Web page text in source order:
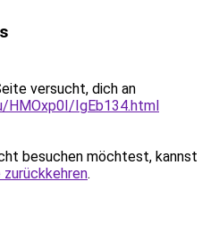
versucht, dich an
IgEb134.html
besuchen möchtest, kannst
.